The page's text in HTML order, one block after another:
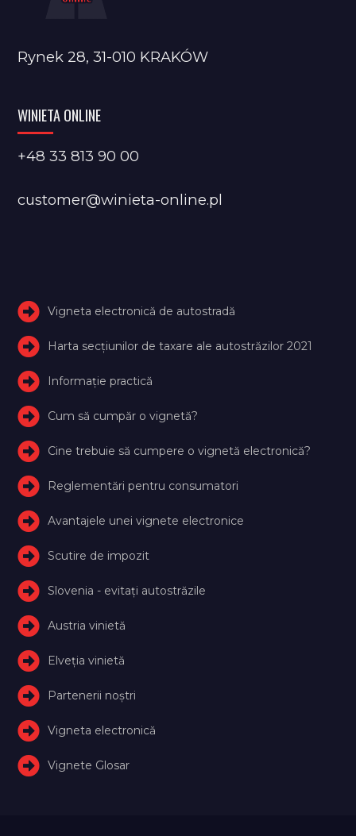
Rynek 28, 31-010 KRAKÓW
WINIETA ONLINE
+48 33 813 90 00
customer@winieta-online.pl
Vigneta electronică de autostradă
Harta secțiunilor de taxare ale autostrăzilor 2021
Informație practică
Cum să cumpăr o vignetă?
Cine trebuie să cumpere o vignetă electronică?
Reglementări pentru consumatori
Avantajele unei vignete electronice
Scutire de impozit
Slovenia - evitați autostrăzile
Austria vinietă
Elveţia vinietă
Partenerii noștri
Vigneta electronică
Vignete Glosar